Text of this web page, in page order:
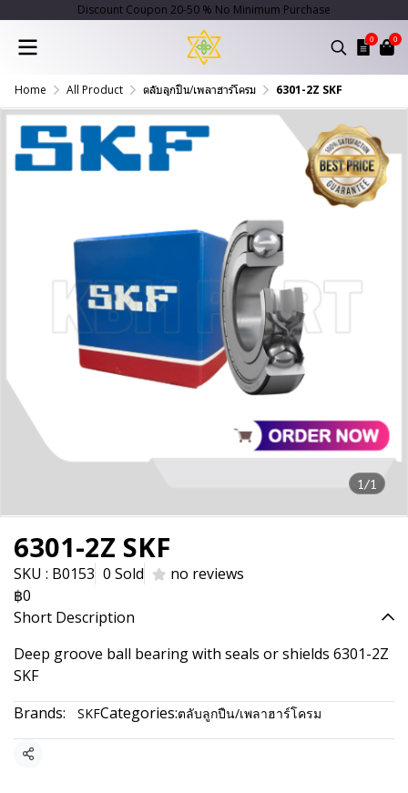
Discount Coupon 20-50 % No Minimum Purchase
0 0
Home All Product ตลับลูกปืน/เพลาฮาร์โครม 6301-2Z SKF
1/1
6301-2Z SKF
SKU : B0153 0 Sold
no reviews
฿0
Short Description
Deep groove ball bearing with seals or shields 6301-2Z
SKF
Brands:
SKFCategories:ตลับลูกปืน/เพลาฮาร์โครม
Share